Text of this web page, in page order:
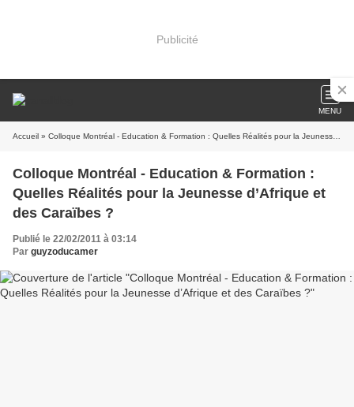
Publicité
MENU
Accueil » Colloque Montréal - Education & Formation : Quelles Réalités pour la Jeunesse d’Afrique et des Caraïbes ?
Colloque Montréal - Education & Formation :
Quelles Réalités pour la Jeunesse d’Afrique et
des Caraïbes ?
Publié le 22/02/2011 à 03:14
Par guyzoducamer